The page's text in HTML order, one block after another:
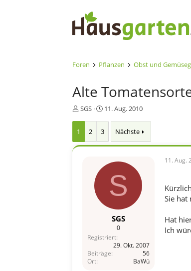
Foren Pflanzen Obst und
Alte
E
e
SGS
E
t
e
11. Aug. 2010
1 2 3 Nächste
S
SGS
0
Registriert
29. Okt. 2007
Beiträge
56
Ort
BaWü
11. Aug.
Sie hat
Hat
Ich